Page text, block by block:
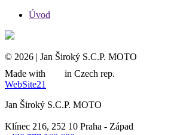
Úvod
© 2026 | Jan Široký S.C.P. MOTO
Made with
in Czech rep.
WebSite21
Jan Široký S.C.P. MOTO
Klínec 216, 252 10 Praha - Západ